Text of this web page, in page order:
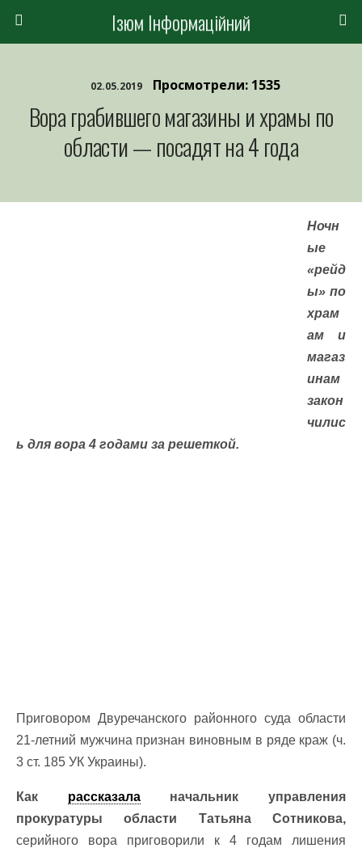
Ізюм Інформаційний
02.05.2019 Просмотрели: 1535
Вора грабившего магазины и храмы по
области — посадят на 4 года
Ночн
ые
«рейд
ы» по
храм
ам и
магаз
инам
закон
чилис
ь для вора 4 годами за решеткой.
Приговором Двуречанского районного суда области
21-летний мужчина признан виновным в ряде краж (ч.
3 ст. 185 УК Украины).
Как рассказаланачальник управления
прокуратуры области Татьяна Сотникова,
серийного вора приговорили к 4 годам лишения